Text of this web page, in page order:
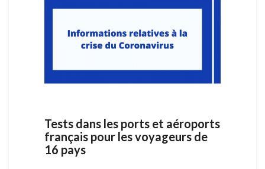
Tests dans les ports et aéroports
français pour les voyageurs de
16 pays